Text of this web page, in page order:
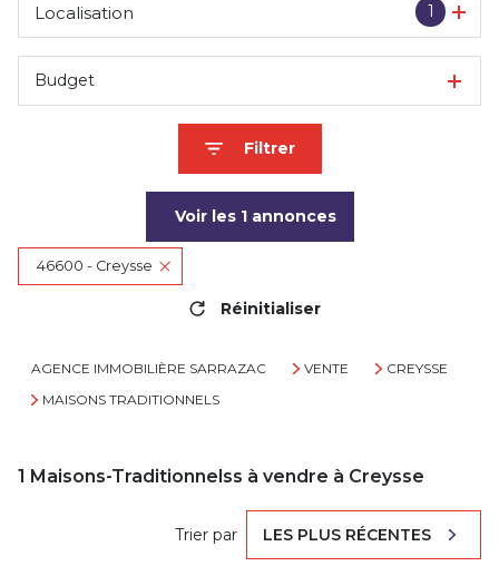
1
Localisation
Budget
Filtrer
Voir les 1annonces
46600 - Creysse
Réinitialiser
AGENCE IMMOBILIÈRE SARRAZAC VENTE
CREYSSE
MAISONS TRADITIONNELS
1 Maisons-Traditionnelss à vendre à Creysse
Trier par LES PLUS RÉCENTES